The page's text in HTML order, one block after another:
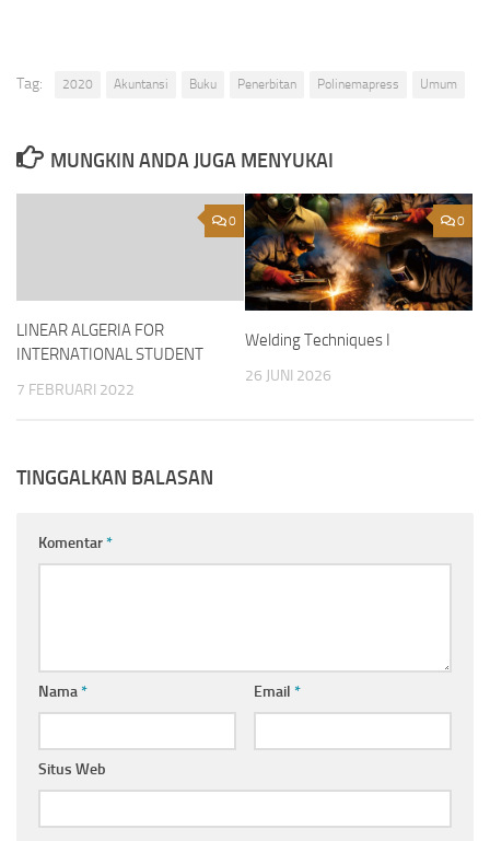
Tag: 2020 Akuntansi Buku Penerbitan Polinemapress Umum
MUNGKIN ANDA JUGA MENYUKAI
0
LINEAR ALGERIA FOR
INTERNATIONAL STUDENT
7 FEBRUARI 2022
0
Welding Techniques I
26 JUNI 2026
TINGGALKAN BALASAN
Komentar*
Nama* Email *
Situs Web